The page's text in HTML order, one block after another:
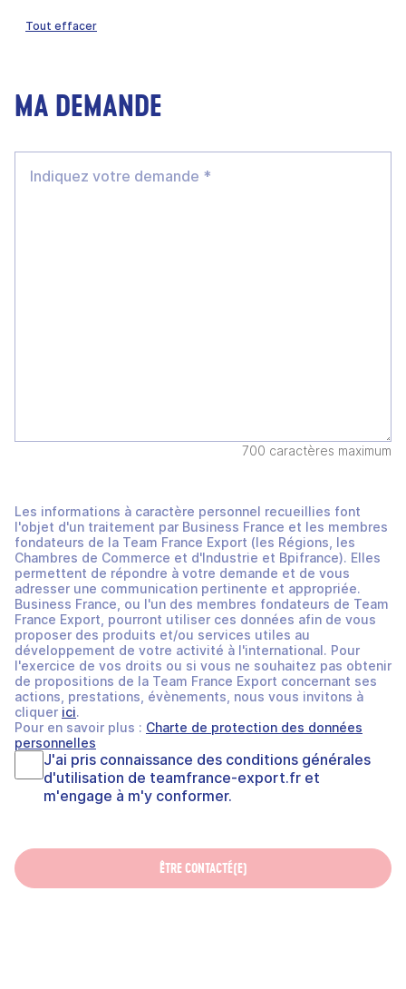
Tout effacer
MA DEMANDE
700 caractères maximum
Les informations à caractère personnel recueillies font
l'objet d'un traitement par Business France et les membres
fondateurs de la Team France Export (les Régions, les
Chambres de Commerce et d'Industrie et Bpifrance). Elles
permettent de répondre à votre demande et de vous
adresser une communication pertinente et appropriée.
Business France, ou l'un des membres fondateurs de Team
France Export, pourront utiliser ces données afin de vous
proposer des produits et/ou services utiles au
développement de votre activité à l'international. Pour
l'exercice de vos droits ou si vous ne souhaitez pas obtenir
de propositions de la Team France Export concernant ses
actions, prestations, évènements, nous vous invitons à
cliquer ici.
Pour en savoir plus : Charte de protection des données
personnelles
J'ai pris connaissance des conditions générales
d'utilisation de teamfrance-export.fr et
m'engage à m'y conformer.
ÊTRE CONTACTÉ(E)